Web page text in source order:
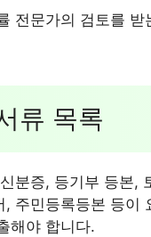
전문가의 검토를
류 목록
분증, 등기부 등본,
, 주민등록등본 등이
해야 합니다.